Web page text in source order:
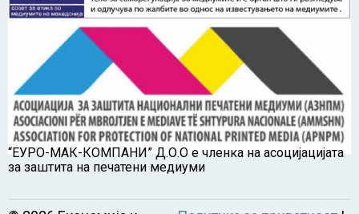
“ЕУРО-МАК-КОМПАНИ” Д.О.О е членка на асоцијацијата
за заштита на печатени медиуми